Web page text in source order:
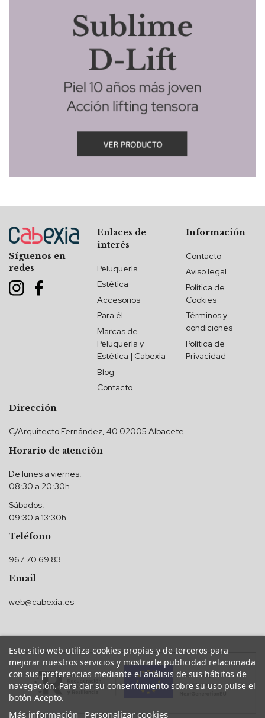
Síguenos en
redes
Enlaces de
interés
Peluquería
Estética
Accesorios
Para él
Marcas de
Peluquería y
Estética | Cabexia
Blog
Contacto
Información
Contacto
Aviso legal
Política de
Cookies
Términos y
condiciones
Política de
Privacidad
Dirección
C/Arquitecto Fernández, 40 02005 Albacete
Horario de atención
De lunes a viernes:
08:30 a 20:30h
Sábados:
09:30 a 13:30h
Teléfono
967 70 69 83
Email
web@cabexia.es
Este sitio web utiliza cookies propias y de terceros para
mejorar nuestros servicios y mostrarle publicidad relacionada
con sus preferencias mediante el análisis de sus hábitos de
navegación. Para dar su consentimiento sobre su uso pulse el
botón Acepto.
Más información Personalizar cookies